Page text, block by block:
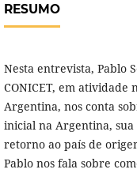
RESUMO
Nesta entrevista, Pablo
CONICET, em atividade
Argentina, nos conta
inicial na Argentina,
retorno ao país de
Pablo nos fala sobre